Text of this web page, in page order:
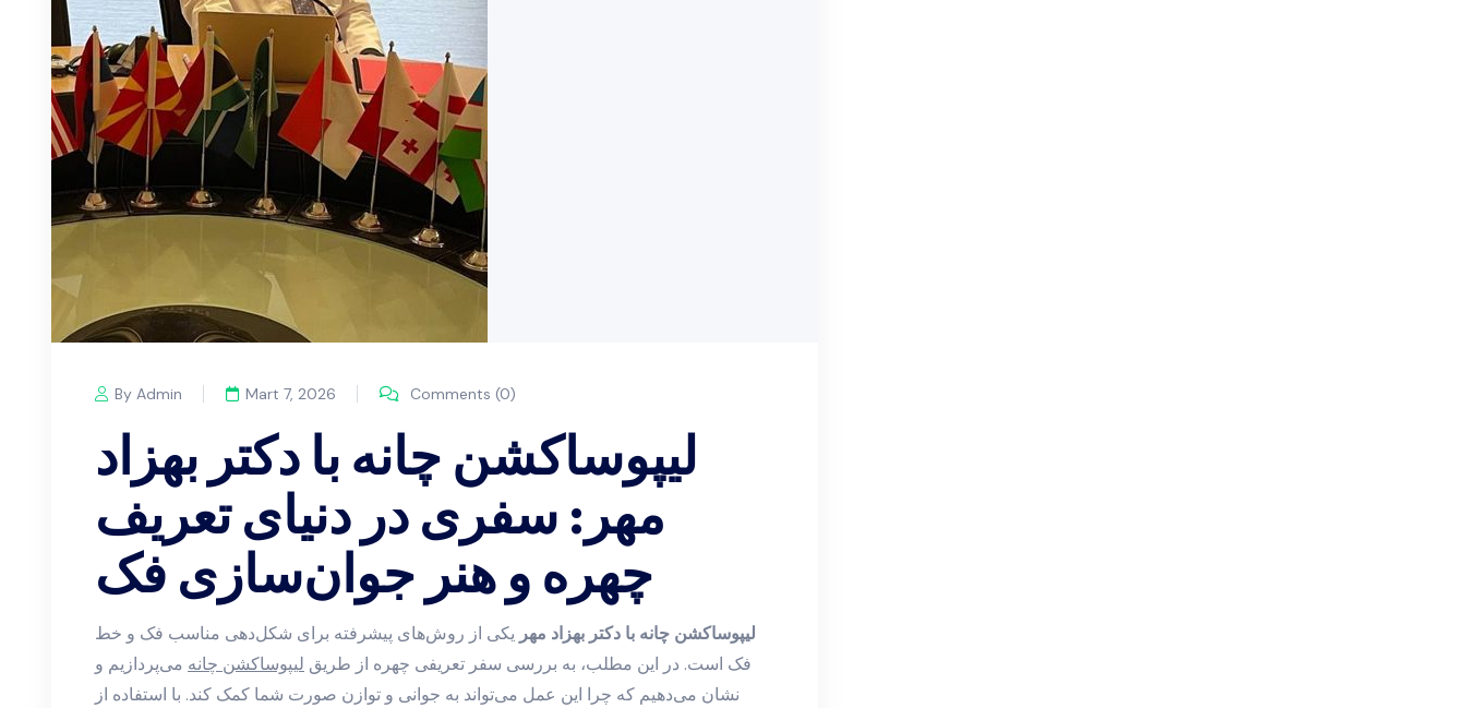
By Admin Mart 7, 2026 Comments (0)
لیپوساکشن چانه با دکتر بهزاد
مهر: سفری در دنیای تعریف
چهره و هنر جوان‌سازی فک
لیپوساکشن چانه با دکتر بهزاد مهر یکی از روش‌های پیشرفته برای شکل‌دهی مناسب فک و خط
فک است. در این مطلب، به بررسی سفر تعریفی چهره از طریق لیپوساکشن چانه می‌پردازیم و
نشان می‌دهیم که چرا این عمل می‌تواند به جوانی و توازن صورت شما کمک کند. با استفاده از